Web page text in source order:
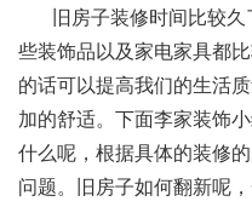
旧房子装修时间比较久
些装饰品 以及家电家具都
的话可以提高我们的生活
加的舒适。下面李家装饰
什么呢，根据具体的装修
问题。旧房子如何翻新呢